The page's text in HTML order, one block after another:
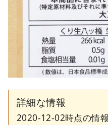
詳細な情報
2020-12-02時点の情報